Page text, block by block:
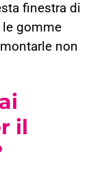
finestra di
gomme
non
il